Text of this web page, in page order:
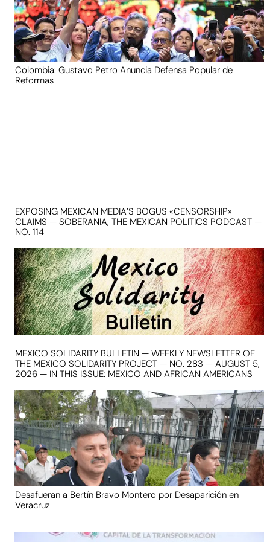
Colombia: Gustavo Petro Anuncia Defensa Popular de
Reformas
EXPOSING MEXICAN MEDIA’S BOGUS «CENSORSHIP»
CLAIMS — SOBERANIA, THE MEXICAN POLITICS PODCAST —
NO. 114
MEXICO SOLIDARITY BULLETIN — WEEKLY NEWSLETTER OF
THE MEXICO SOLIDARITY PROJECT — NO. 283 — AUGUST 5,
2026 — IN THIS ISSUE: MEXICO AND AFRICAN AMERICANS
Desafueran a Bertín Bravo Montero por Desaparición en
Veracruz